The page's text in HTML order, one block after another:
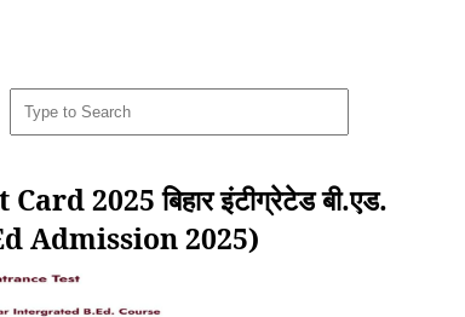
2025 बिहार इंटीग्रेटेड बी.एड.
Admission 2025)